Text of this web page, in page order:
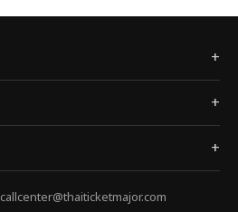
callcenter@thaiticketmajor.com